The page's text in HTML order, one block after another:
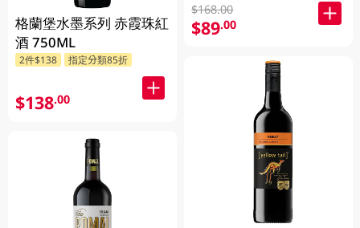
格蘭堡水墨系列 赤霞珠紅
酒 750ML
2件$138 指定分類85折
$138.00
$168.00
$89.00